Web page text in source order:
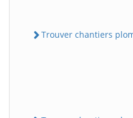
Trouver chantiers